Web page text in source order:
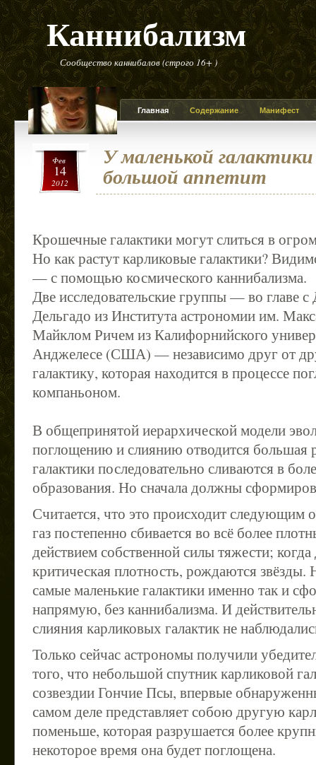
Каннибализм
Сообщество каннибалов (строго 16+ )
Главная Содержание Манифест
Фев
14
2012
У маленькой
большой аппетит
Крошечные галактики могут слиться в
Но как растут карликовые галактики?
— с помощью космического каннибализма.
Две исследовательские группы — во главе
Дельгадо из Института астрономии им.
Майклом Ричем из Калифорнийского
Анджелесе (США) — независимо друг от
галактику, которая находится в процессе
компаньоном.
В общепринятой иерархической модели
поглощению и слиянию отводится большая
галактики последовательно сливаются в
образования. Но сначала должны
Считается, что это происходит следующим
газ постепенно сбивается во всё более
действием собственной силы тяжести; когда
критическая плотность, рождаются звёзды.
самые маленькие галактики именно так и
напрямую, без каннибализма. И
слияния карликовых галактик не
Только сейчас астрономы получили
того, что небольшой спутник карликовой
созвездии Гончие Псы, впервые
самом деле представляет собою другую
поменьше, которая разрушается более
некоторое время она будет поглощена.